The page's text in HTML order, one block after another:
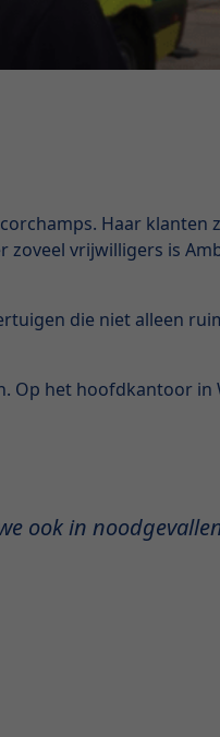
Haar klanten
vrijwilligers is
die niet alleen
Op het hoofdkantoor in
ook in